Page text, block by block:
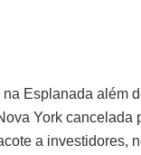
Esplanada além
York
a investidores,